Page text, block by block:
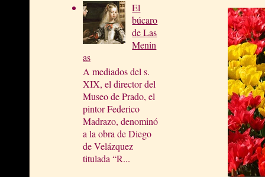
El
búcaro
de Las
Menin
as
A mediados del s.
XIX, el director del
Museo de Prado, el
pintor Federico
Madrazo, denominó
a la obra de Diego
de Velázquez
titulada “R...